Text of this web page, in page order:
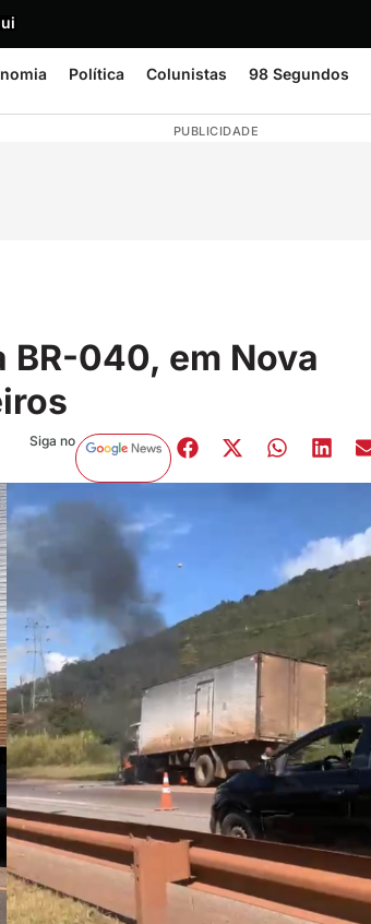
Política Colunistas 98 Segundos
PUBLICIDADE
BR-040, em Nova
Siga no